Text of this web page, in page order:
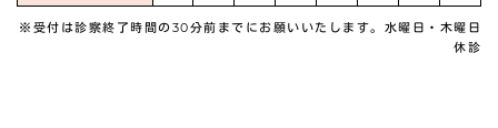
※受付は診察終了時間の30分前までにお願いいたします。水曜日・木曜日
休診